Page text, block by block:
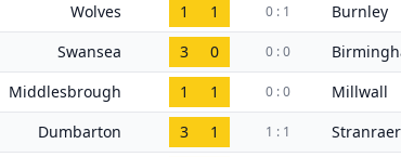
Wolves 1 1 0 : 1 Burnley
Swansea 3 0 0 : 0
Middlesbrough 1 1 0 : 0 Millwall
Dumbarton 3 1 1 : 1 Stranraer